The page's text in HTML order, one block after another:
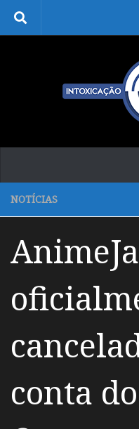
Skip to content
NOTÍCIAS
conta do